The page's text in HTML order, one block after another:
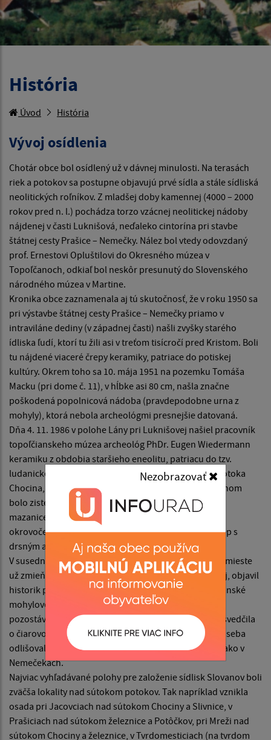
História
Úvod História
Vývoj osídlenia
Chotár obce bol osídlený už v dávnej minulosti. Na terasách
riek a potokov sa postupne objavujú prvé sídla a stále sídliská
neolitických roľníkov. Z mladšej doby kamennej (4000 – 2000
rokov pred n. l.) pochádza torzo vzácnej neolitickej nádoby
nájdenej v časti Luknišová, neďaleko cintorína pri stavbe
štátnej cesty Prašice – Nemečky. Nález bol vtedy odovzdaný
prof. Ernestovi Opluštilovi do Okresného múzea v
Topoľčanoch, odkiaľ bol neskôr presunutý do Slovenského
národného múzea v Martine.
Kronika obce zaznamenala aj tú skutočnosť, že v roku 1950 sa
pri výstavbe štátnej cesty Prašice – Nemečky priamo v
intraviláne dediny (v západnej časti) našli zvyšky starého
ídliska ľudí, ktorí tu žili asi v treťom tisícročí pred Kristom. Boli
tu nájdené viaceré črepy keramiky, patriace do potiskej
kultúry. Okrem toho sa 10. mája 1951 na pozemku Tomáša
Macku (pri dome č. 11), v hĺbke asi 80 cm, našla značne
poškodená popolnicová nádoba (pravdepodobne urna z
mohyly), ktorá nebola archeológmi presnejšie datovaná.
Dňa 4. 11. 1986 v polohe Lány pri Luknišovej našiel pracovník
topoľčianskeho múzea archeológ PhDr. Eugen Wiedermann
keramiku z obdobia staršieho eneolitu, patriacu do tzv.
ludanickej skupiny. Na vrchole pravobrežnej terasy potoka
Chocina, medzi dvoma výraznými jarkami pod cintorínom
bolo zistené väčšie množstvo črepového materiálu a
mazanice. Nález tvorilo asi 10 ks rôznej keramiky
okrovočervenej a šedej farby a jeden hrubostenný črep s
drsným a piesčitým povrchom.
V susedných Veľkých Hostiach, v lokalite Chrástok, na mieste
už zmieňovaného pohrebiska zo staršej doby železnej, objavil
historik prof. Jozef Porubský oveľa rozsiahlejšie slovanské
mohylové pohrebisko, kde 15 preskúmaných mohýl
pozostávalo z kostrových hrobov a len jedna mohyla svedčila
o čiarovom spôsobe pochovávania. Mohyly sa tam od seba
odlišovali veľkosťou a rítom pochovávania, podobne ako v
Nemečekách.
Najviac vyhľadávané polohy pre založenie sídlisk Slovanov boli
zväčša lokality nad sútokom potokov. Tak napríklad vznikla
osada pri Jacovciach nad sútokom Chociny a Slivnice, v
Prašiciach nad sútokom železnice a Potôčkov, pri Mreži nad
sútokom Chociny a železnice, v Tvrdomesticiach (na tvrdom
Nezobrazovať